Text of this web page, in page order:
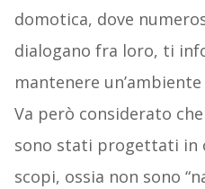
domotica, dove
dialogano fra loro, ti
mantenere
Va però considerato
sono stati progettati in
scopi, ossia non sono